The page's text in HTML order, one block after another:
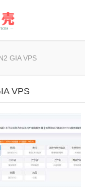
GIA VPS
VPS